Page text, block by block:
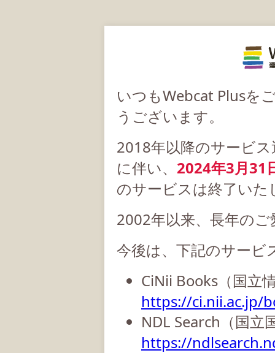
いつもWebcat Plusを
うございます。
2018年以降のサービ
に伴い、 2024年3月31
のサービスは終了いた
2002年以来、長年の
今後は、下記のサービ
CiNii Books（国立
https://ci.nii.ac.jp/
NDL Search（国立
https://